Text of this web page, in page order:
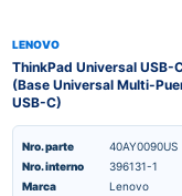
LENOVO
ThinkPad Universal USB-
(Base Universal Multi-
USB-C)
Nro. parte
40AY0090US
Nro. interno
396131-1
Marca
Lenovo